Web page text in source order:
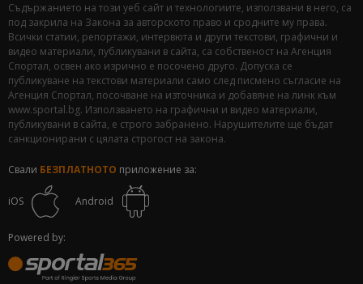
Съдържанието на този уеб сайт и технологиите, използвани в него, са
под закрила на Закона за авторското право и сродните му права.
Всички статии, репортажи, интервюта и други текстови, графични и
видео материали, публикувани в сайта, са собственост на Агенция
Спортал, освен ако изрично е посочено друго. Допуска се
публикуване на текстови материали само след писмено съгласие на
Агенция Спортал, посочване на източника и добавяне на линк към
www.sportal.bg. Използването на графични и видео материали,
публикувани в сайта, е строго забранено. Нарушителите ще бъдат
санкционирани с цялата строгост на закона.
Свали БЕЗПЛАТНОТО приложение за:
iOS Android
Powered by: